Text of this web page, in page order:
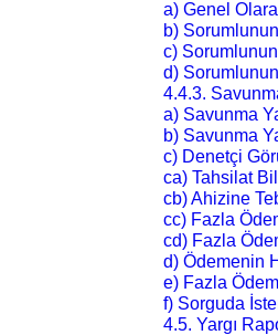
a) Genel
b)
c)
d)
4.4.3.
a) Savunma
b) Savunma
c) Denetçi
ca) Tahsilat
cb) Ahizine
cc) Fazla
cd) Fazla
d) Ödemenin
e) Fazla
f) Sorguda
4.5. Yargı